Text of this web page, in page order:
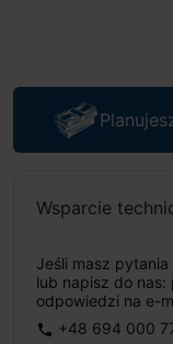
Wsparcie
Jeśli masz
lub napisz do nas:
odpowiedzi na e-
phone +48 694 000